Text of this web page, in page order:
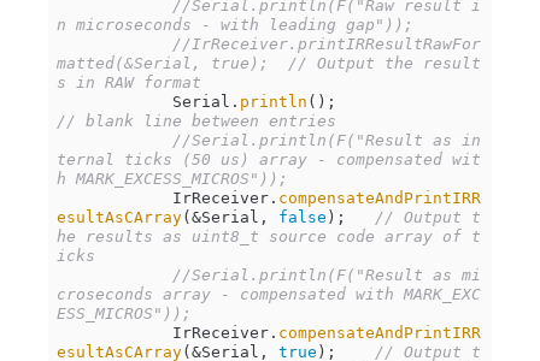
//Serial.println(F("Raw result i
n microseconds - with leading gap"));
//IrReceiver.printIRResultRawFor
matted(&Serial, true);  // Output the result
s in RAW format
            Serial.
println
// blank line between entries
//Serial.println(F("Result as in
ternal ticks (50 us) array - compensated wit
h MARK_EXCESS_MICROS"));
            IrReceiver.
compensateAndPrintIRR
esultAsCArray(&Serial, false );
// Output t
he results as uint8_t source code array of t
icks
//Serial.println(F("Result as mi
croseconds array - compensated with MARK_EXC
ESS_MICROS"));
            IrReceiver.
compensateAndPrintIRR
esultAsCArray(&Serial, true );
// Output t